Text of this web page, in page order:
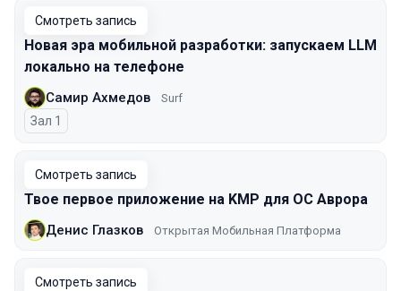
Смотреть запись
Новая эра мобильной разработки: запускаем LLM
локально на телефоне
Самир Ахмедов Surf
Зал 1
Смотреть запись
Твое первое приложение на KMP для ОС Аврора
Денис Глазков Открытая Мобильная Платформа
Смотреть запись